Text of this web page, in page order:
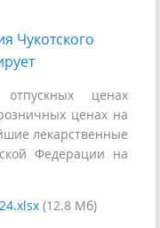
Чукотского
ценах
ценах на
лекарственные
Федерации на
(12.8 Мб)